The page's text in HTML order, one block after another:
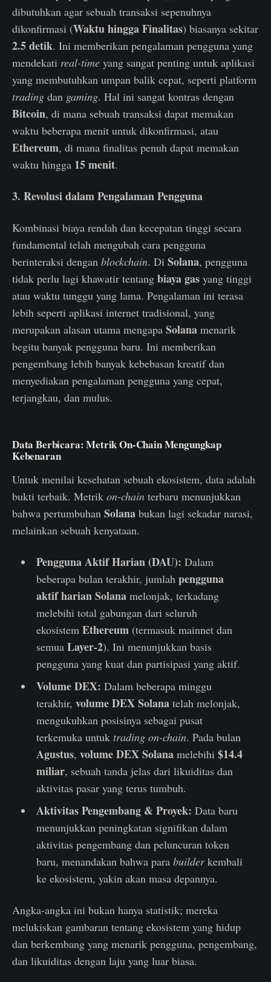
dibutuhkan agar sebuah transaksi sepenuhnya
dikonfirmasi (Waktu hingga Finalitas) biasanya sekitar
2.5 detik. Ini memberikan pengalaman pengguna yang
mendekati real-time yang sangat penting untuk aplikasi
yang membutuhkan umpan balik cepat, seperti platform
trading dan gaming. Hal ini sangat kontras dengan
Bitcoin, di mana sebuah transaksi dapat memakan
waktu beberapa menit untuk dikonfirmasi, atau
Ethereum, di mana finalitas penuh dapat memakan
waktu hingga 15 menit.
3. Revolusi dalam Pengalaman Pengguna
Kombinasi biaya rendah dan kecepatan tinggi secara
fundamental telah mengubah cara pengguna
berinteraksi dengan blockchain. Di Solana, pengguna
tidak perlu lagi khawatir tentang biaya gas yang tinggi
atau waktu tunggu yang lama. Pengalaman ini terasa
lebih seperti aplikasi internet tradisional, yang
merupakan alasan utama mengapa Solana menarik
begitu banyak pengguna baru. Ini memberikan
pengembang lebih banyak kebebasan kreatif dan
menyediakan pengalaman pengguna yang cepat,
terjangkau, dan mulus.
Data Berbicara: Metrik On-Chain Mengungkap
Kebenaran
Untuk menilai kesehatan sebuah ekosistem, data adalah
bukti terbaik. Metrik on-chain terbaru menunjukkan
bahwa pertumbuhan Solana bukan lagi sekadar narasi,
melainkan sebuah kenyataan.
Pengguna Aktif Harian (DAU): Dalam
beberapa bulan terakhir, jumlah pengguna
aktif harian Solanamelonjak, terkadang
melebihi total gabungan dari seluruh
ekosistem Ethereum (termasuk mainnet dan
semua Layer-2). Ini menunjukkan basis
pengguna yang kuat dan partisipasi yang aktif.
Volume DEX: Dalam beberapa minggu
terakhir, volume DEX Solanatelah melonjak,
mengukuhkan posisinya sebagai pusat
terkemuka untuk trading on-chain. Pada bulan
Agustus, volume DEX Solanamelebihi $14.4
miliar, sebuah tanda jelas dari likuiditas dan
aktivitas pasar yang terus tumbuh.
Aktivitas Pengembang & Proyek: Data baru
menunjukkan peningkatan signifikan dalam
aktivitas pengembang dan peluncuran token
baru, menandakan bahwa para builderkembali
ke ekosistem, yakin akan masa depannya.
Angka-angka ini bukan hanya statistik; mereka
melukiskan gambaran tentang ekosistem yang hidup
dan berkembang yang menarik pengguna, pengembang,
dan likuiditas dengan laju yang luar biasa.